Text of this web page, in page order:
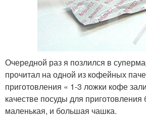
Очередной раз я позлился в
прочитал на одной из кофейных
приготовления « 1-3 ложки кофе
качестве посуды для
маленькая, и большая чашка.